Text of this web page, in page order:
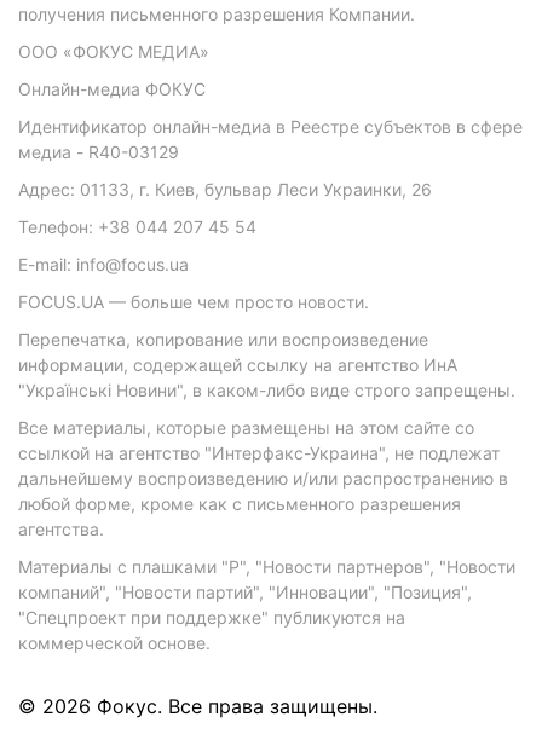
получения письменного разрешения Компании.
ООО «ФОКУС МЕДИА»
Онлайн-медиа ФОКУС
Идентификатор онлайн-медиа в Реестре субъектов в сфере
медиа - R40-03129
Адрес: 01133, г. Киев, бульвар Леси Украинки, 26
Телефон: +38 044 207 45 54
E-mail: info@focus.ua
FOCUS.UA — больше чем просто новости.
Перепечатка, копирование или воспроизведение
информации, содержащей ссылку на агентство ИнА
"Українські Новини", в каком-либо виде строго запрещены.
Все материалы, которые размещены на этом сайте со
ссылкой на агентство "Интерфакс-Украина", не подлежат
дальнейшему воспроизведению и/или распространению в
любой форме, кроме как с письменного разрешения
агентства.
Материалы с плашками "Р", "Новости партнеров", "Новости
компаний", "Новости партий", "Инновации", "Позиция",
"Спецпроект при поддержке" публикуются на
коммерческой основе.
© 2026 Фокус. Все права защищены.